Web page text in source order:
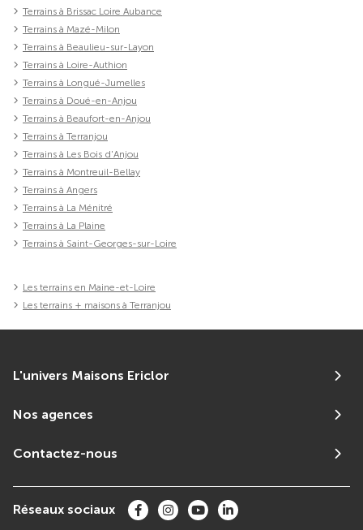
Terrains à Brissac Loire Aubance
Terrains à Mazé-Milon
Terrains à Beaulieu-sur-Layon
Terrains à Loire-Authion
Terrains à Longué-Jumelles
Terrains à Doué-en-Anjou
Terrains à Beaufort-en-Anjou
Terrains à Terranjou
Terrains à Les Bois d'Anjou
Terrains à Montreuil-Bellay
Terrains à Angers
Terrains à La Ménitré
Terrains à La Plaine
Terrains à Saint-Georges-sur-Loire
Les terrains en Maine-et-Loire
Les terrains + maisons à Terranjou
L'univers Maisons Ericlor
Nos agences
Contactez-nous
Réseaux sociaux